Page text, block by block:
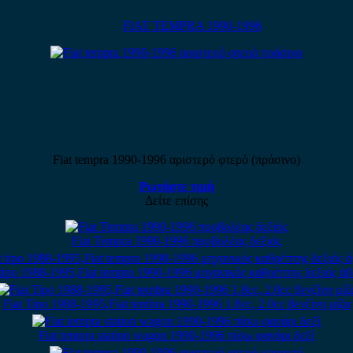
FIAT TEMPRA 1990-1996
Fiat tempra 1990-1996 αριστερό φτερό (πράσινο)
Ρωτήστε τιμή
Δείτε επίσης
Fiat Tempra 1990-1996 προβολέας δεξιός
1988-1995,Fiat tempra 1990-1996 μηχανικός καθρέπτης δεξιός
Fiat Tipo 1988-1995,Fiat tembra 1990-1996 1.8cc, 2.0cc βενζίνη μίζα
Fiat tempra station wagon 1990-1996 πίσω φανάρι δεξί